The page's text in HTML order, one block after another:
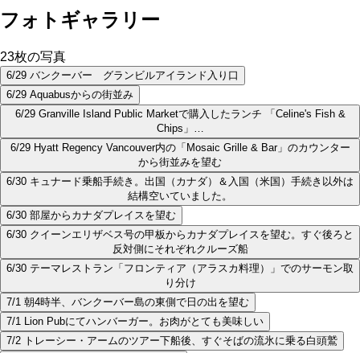
フォトギャラリー
23枚の写真
6/29 バンクーバー グランビルアイランド入り口
6/29 Aquabusからの街並み
6/29 Granville Island Public Marketで購入したランチ 「Celine's Fish &
Chips」…
6/29 Hyatt Regency Vancouver内の「Mosaic Grille & Bar」のカウンター
から街並みを望む
6/30 キュナード乗船手続き。出国（カナダ）＆入国（米国）手続き以外は
結構空いていました。
6/30 部屋からカナダプレイスを望む
6/30 クイーンエリザベス号の甲板からカナダプレイスを望む。すぐ後ろと
反対側にそれぞれクルーズ船
6/30 テーマレストラン「フロンティア（アラスカ料理）」でのサーモン取
り分け
7/1 朝4時半、バンクーバー島の東側で日の出を望む
7/1 Lion Pubにてハンバーガー。お肉がとても美味しい
7/2 トレーシー・アームのツアー下船後、すぐそばの流氷に乗る白頭鷲